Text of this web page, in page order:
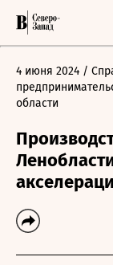
4 июня 2024 /
области